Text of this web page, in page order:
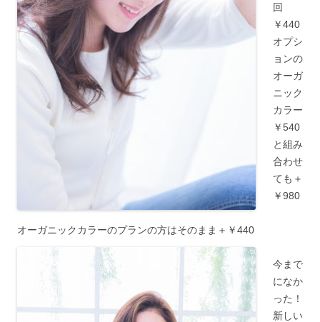
回
￥440
オプシ
ョンの
オーガ
ニック
カラー
￥540
と組み
合わせ
ても＋
￥980
オーガニックカラーのプランの方はそのまま＋￥440
今まで
になか
った！
新しい